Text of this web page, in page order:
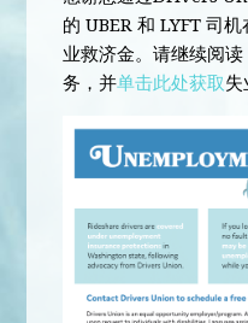
的 UBER 和 LYFT 司
业救济金。请继续阅
务，并单击此处获取失